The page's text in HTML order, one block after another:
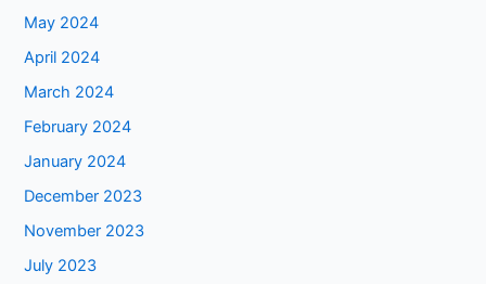
May 2024
April 2024
March 2024
February 2024
January 2024
December 2023
November 2023
July 2023